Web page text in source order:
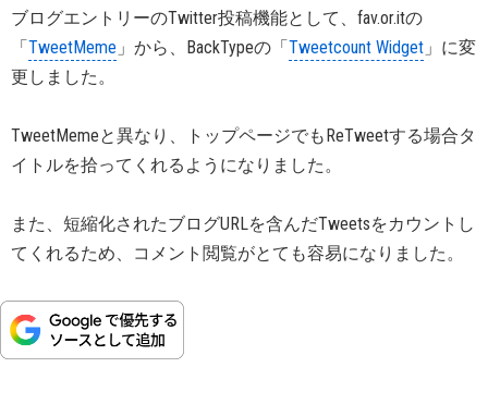
ブログエントリーのTwitter投稿機能として、fav.or.itの
「TweetMeme 」から、BackTypeの「Tweetcount Widget 」に変
更しました。
TweetMemeと異なり、トップページでもReTweetする場合タ
イトルを拾ってくれるようになりました。
また、短縮化されたブログURLを含んだTweetsをカウントし
てくれるため、コメント閲覧がとても容易になりました。